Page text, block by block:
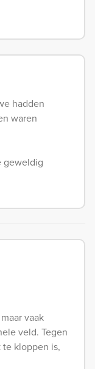
hadden
waren
geweldig
vaak
veld. Tegen
kloppen is,